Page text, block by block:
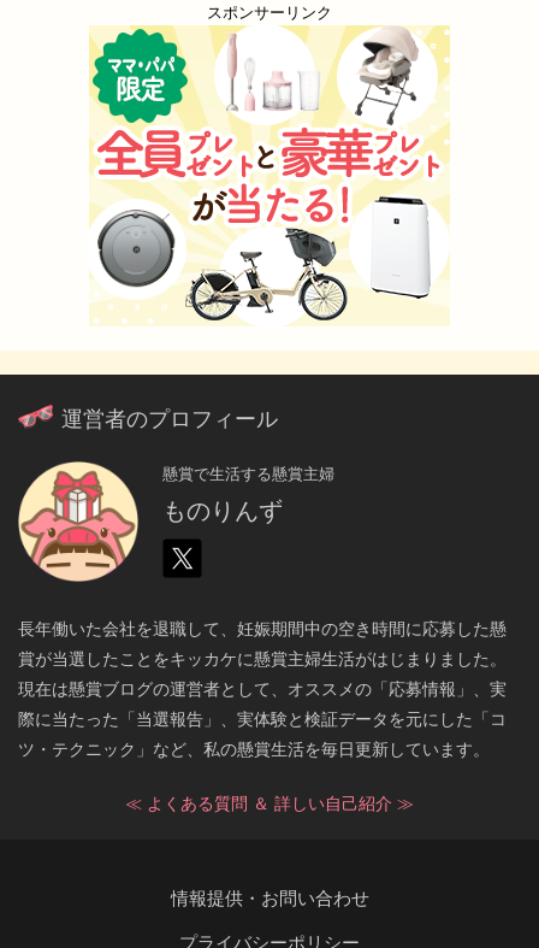
スポンサーリンク
運営者のプロフィール
懸賞で生活する懸賞主婦
ものりんず
長年働いた会社を退職して、妊娠期間中の空き時間に応募した懸
賞が当選したことをキッカケに懸賞主婦生活がはじまりました。
現在は懸賞ブログの運営者として、オススメの「応募情報」、実
際に当たった「当選報告」、実体験と検証データを元にした「コ
ツ・テクニック」など、私の懸賞生活を毎日更新しています。
≪ よくある質問 ＆ 詳しい自己紹介 ≫
情報提供・お問い合わせ
プライバシーポリシー